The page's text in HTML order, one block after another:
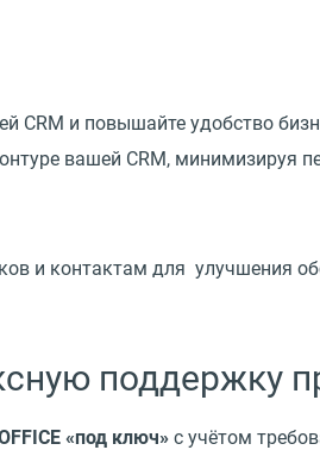
CRM и повышайте удобство
вашей CRM, минимизируя
и контактам для улучшения
поддержку
«под ключ» с учётом